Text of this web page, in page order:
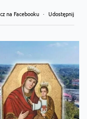
na Facebooku · Udostępnij